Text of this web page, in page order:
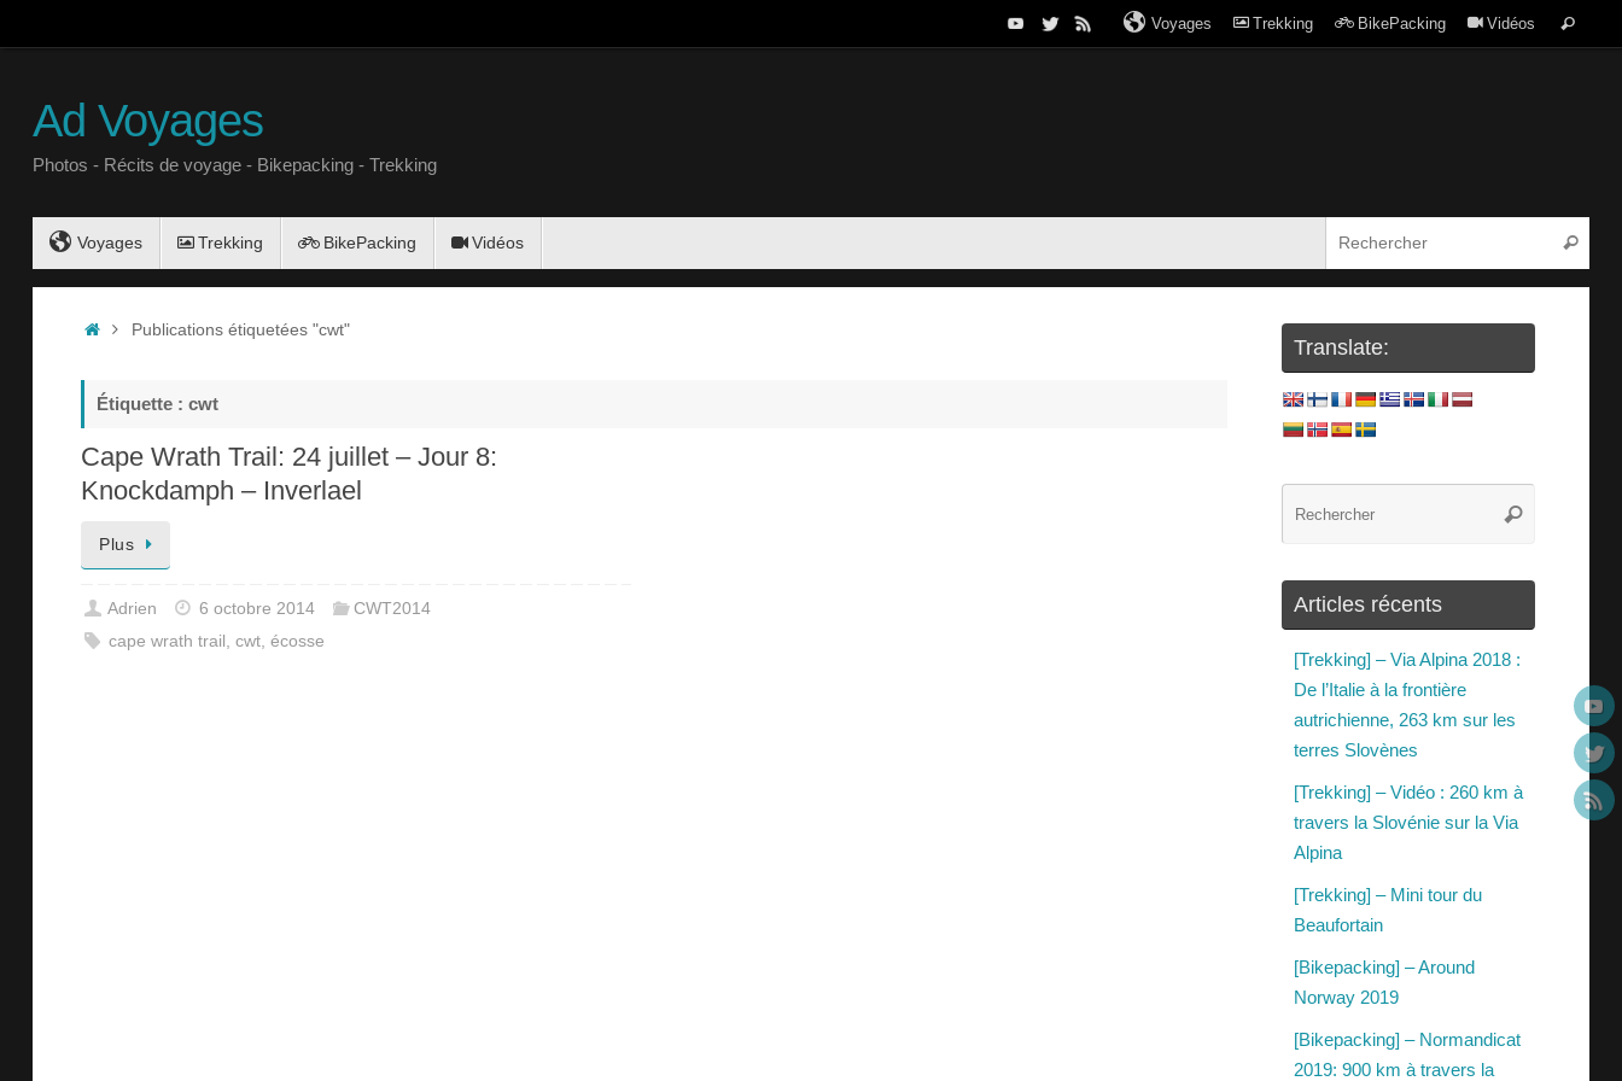
Voyages Trekking BikePacking Vidéos
Ad Voyages
Photos - Récits de voyage - Bikepacking - Trekking
Voyages Trekking BikePacking Vidéos
Publications étiquetées "cwt"
Étiquette : cwt
Cape Wrath Trail: 24 juillet – Jour 8:
Knockdamph – Inverlael
Plus
Adrien 6 octobre 2014
CWT2014
cape wrath trail ,cwt,écosse
Translate:
Articles récents
[Trekking] – Via Alpina 2018 :
De l’Italie à la frontière
autrichienne, 263 km sur les
terres Slovènes
[Trekking] – Vidéo : 260 km à
travers la Slovénie sur la Via
Alpina
[Trekking] – Mini tour du
Beaufortain
[Bikepacking] – Around
Norway 2019
[Bikepacking] – Normandicat
2019: 900 km à travers la